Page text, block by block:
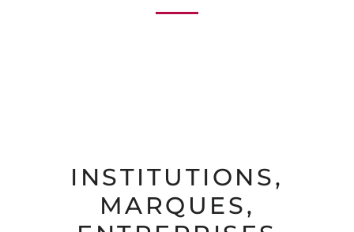
INSTITUTIONS,
MARQUES,